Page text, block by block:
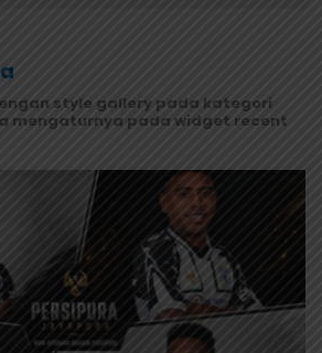
style gallery pada kategori
mengaturnya pada widget recent